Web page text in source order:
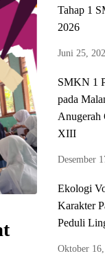
Tahap 1
2026
Juni 25,
SMKN 1
pada
Anugerah
XIII
Desember
Ekologi
Karakter
Peduli
Oktober